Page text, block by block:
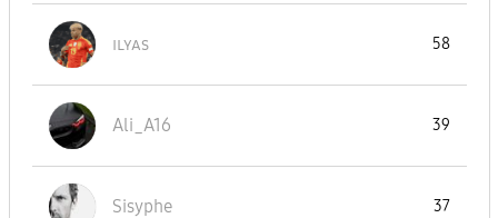
ɪʟʏᴀs 58
Ali_A16 39
Sisyphe 37